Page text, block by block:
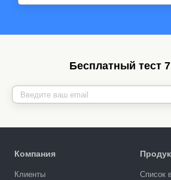
Бесплатный тест
Компания
Клиенты
Список